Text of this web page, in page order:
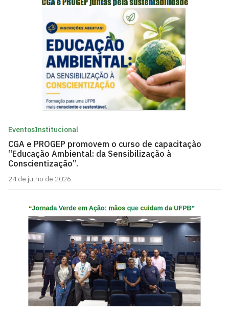
EventosInstitucional
CGA e PROGEP promovem o curso de capacitação
“Educação Ambiental: da Sensibilização à
Conscientização”.
24 de julho de 2026